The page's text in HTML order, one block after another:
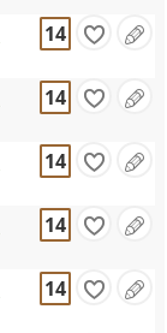
14
14
14
14
14